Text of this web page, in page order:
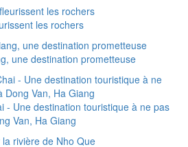
les rochers
une destination prometteuse
- Une destination touristique à ne pas
Van, Ha Giang